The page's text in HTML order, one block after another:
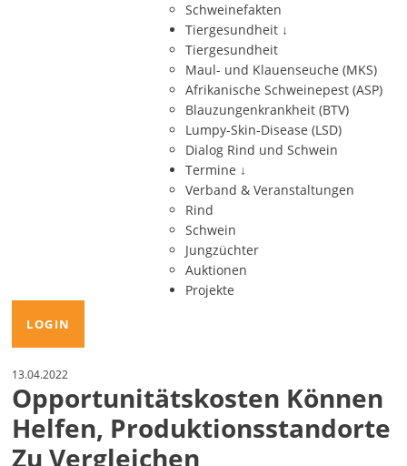
Schweinefakten
Tiergesundheit ↓
Tiergesundheit
Maul- und Klauenseuche (MKS)
Afrikanische Schweinepest (ASP)
Blauzungenkrankheit (BTV)
Lumpy-Skin-Disease (LSD)
Dialog Rind und Schwein
Termine ↓
Verband & Veranstaltungen
Rind
Schwein
Jungzüchter
Auktionen
Projekte
LOGIN
13.04.2022
Opportunitätskosten Können
Helfen, Produktionsstandorte
Zu Vergleichen